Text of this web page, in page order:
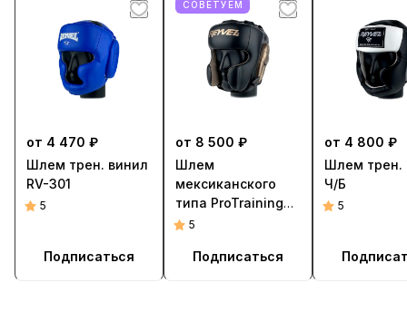
от 4 470 ₽
Шлем трен. винил
RV-301
5
Подписаться
СОВЕТУЕМ
от 8 500 ₽
Шлем
мексиканского
типа ProTraining
MF
5
Подписаться
от 4 800 ₽
Шлем трен.
Ч/Б
5